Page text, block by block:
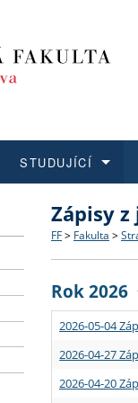
Struktura
Strategie
Podpora
Co
Učitelské
STUDUJÍCÍ
Rigorózní
O vědě a
Granty a
Aktuální
Zápisy
FF > Fakulta >
Rok 2026
2026-05-04
2026-04-27
2026-04-20